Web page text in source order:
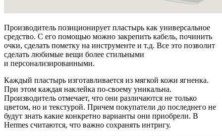
Производитель позиционирует пластырь как универсальное
средство. С его помощью можно закрепить кабель, починить
очки, сделать пометку на инструменте и т.д. Все это позволит
сделать любимые вещи более стильными
и персонализированными.
Каждый пластырь изготавливается из мягкой кожи ягненка.
При этом каждая наклейка по-своему уникальна.
Производитель отмечает, что они различаются не только
цветом, но и текстурой. Причем покупатели до последнего не
будут знать какие конкретно варианты они приобрели. В
Hermes считаются, что важно сохранять интригу.